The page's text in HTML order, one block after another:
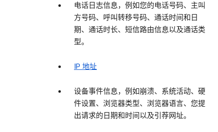
电话日志信息，例如您的电话号码、主叫
方号码、呼叫转移号码、通话时间和日
期、通话时长、短信路由信息以及通话类
型。
IP 地址
设备事件信息，例如崩溃、系统活动、硬
件设置、浏览器类型、浏览器语言、您提
出请求的日期和时间以及引荐网址。